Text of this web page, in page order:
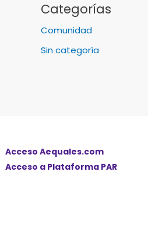
Categorías
Comunidad
Sin categoría
Acceso Aequales.com
Acceso a Plataforma PAR